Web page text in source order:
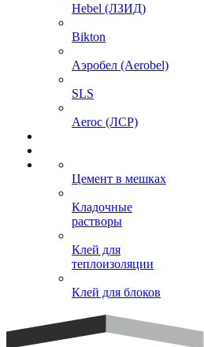
Hebel (ЛЗИД)
Bikton
Аэробел (Aerobel)
SLS
Aeroc (ЛСР)
Цемент в мешках
Кладочные
растворы
Клей для
теплоизоляции
Клей для блоков